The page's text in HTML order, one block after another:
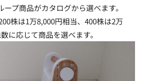
プ商品がカタログから選べます。
株は1万8,000円相当、400株は2万
に応じて商品を選べます。